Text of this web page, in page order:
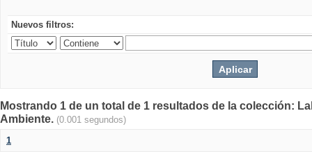
Nuevos filtros:
Mostrando 1 de un total de 1 resultados de la colección:
Ambiente. (0.001 segundos)
1